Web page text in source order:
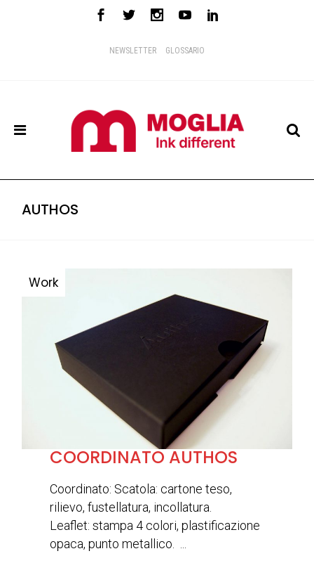
NEWSLETTER GLOSSARIO
AUTHOS
COORDINATO AUTHOS
Coordinato: Scatola: cartone teso,
rilievo, fustellatura, incollatura.
Leaflet: stampa 4 colori, plastificazione
opaca, punto metallico. ...